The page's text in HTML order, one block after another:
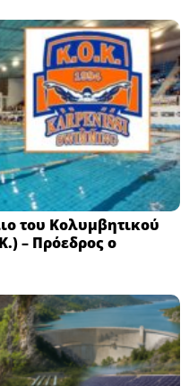
του Κολυμβητικού
– Πρόεδρος ο